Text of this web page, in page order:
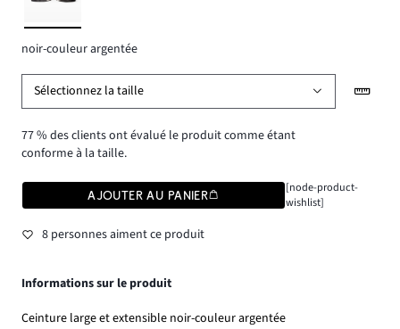
noir-couleur argentée
Sélectionnez la taille
77 % des clients ont évalué le produit comme étant
conforme à la taille.
AJOUTER AU PANIER
[node-product-
wishlist]
8 personnes aiment ce produit
Informations sur le produit
Ceinture large et extensible noir-couleur argentée